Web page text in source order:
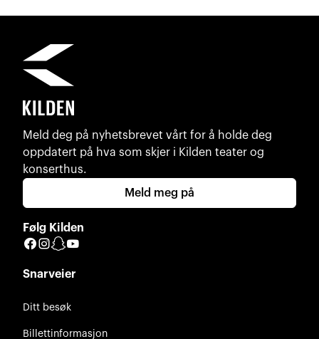
Meld deg på nyhetsbrevet vårt for å holde deg
oppdatert på hva som skjer i Kilden teater og
konserthus.
Meld meg på
Følg Kilden
Facebook
Instagram
Snapchat
Snarveier
Ditt besøk
Billettinformasjon